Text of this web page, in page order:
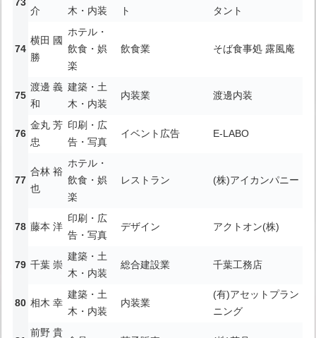
介
木・内装
ト
タント
横田 國
勝
ホテル・
飲食・娯
楽
飲食業 そば食事処 露風庵
渡邊 義
和
建築・土
木・内装
内装業 渡邊内装
金丸 芳
忠
印刷・広
告・写真
イベント広告 E-LABO
合林 裕
也
ホテル・
飲食・娯
楽
レストラン (株)アイカンパニー
藤本 洋
印刷・広
告・写真
デザイン アクトオン(株)
千葉 崇
建築・土
木・内装
総合建設業 千葉工務店
相木 幸
建築・土
木・内装
内装業
(有)アセットプラン
ニング
前野 貴